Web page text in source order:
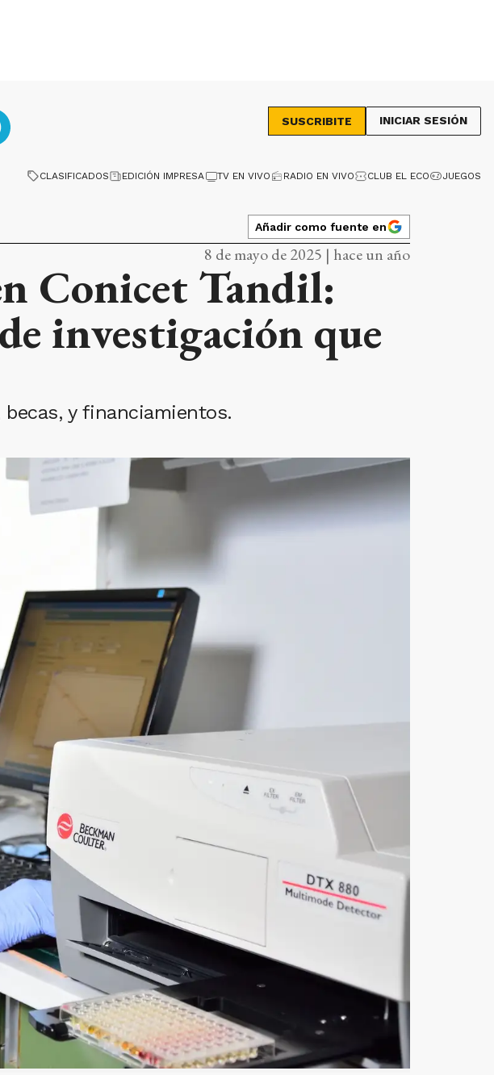
SUSCRIBITE INICIAR SESIÓN
CLASIFICADOS EDICIÓN IMPRESA TV EN VIVO RADIO EN VIVO CLUB EL ECO JUEGOS
Añadir como fuente en
8 de mayo de 2025 | hace un año
Conicet Tandil:
investigación que
y financiamientos.